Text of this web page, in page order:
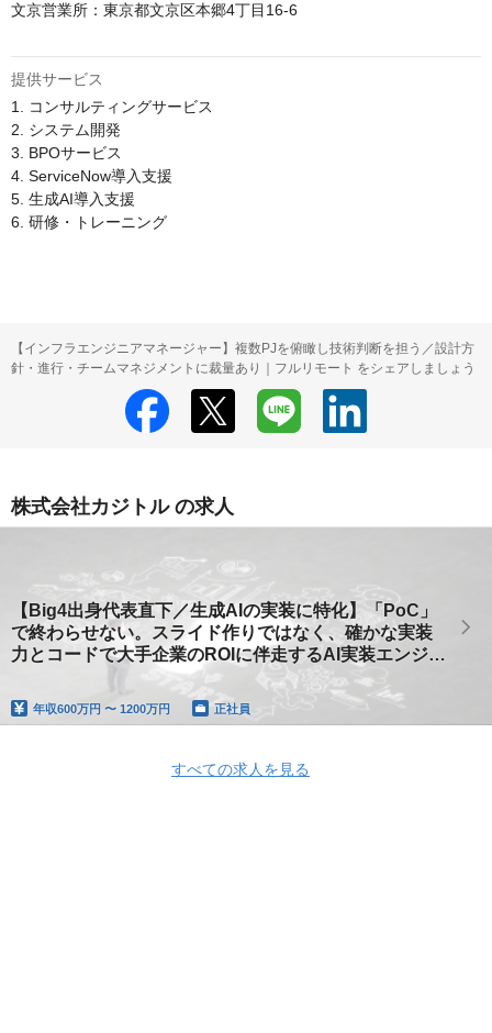
文京営業所：東京都文京区本郷4丁目16-6
提供サービス
1. コンサルティングサービス
2. システム開発
3. BPOサービス
4. ServiceNow導入支援​
5. 生成AI導入支援​
6. 研修・トレーニング​
【インフラエンジニアマネージャー】複数PJを俯瞰し技術判断を担う／設計方
針・進行・チームマネジメントに裁量あり｜フルリモート をシェアしましょう
株式会社カジトル の求人
【Big4出身代表直下／生成AIの実装に特化】「PoC」
で終わらせない。スライド作りではなく、確かな実装
力とコードで大手企業のROIに伴走するAI実装エンジニ
ア｜最新AIツールフル活用
年収600万円 〜 1200万円 正社員
すべての求人を見る